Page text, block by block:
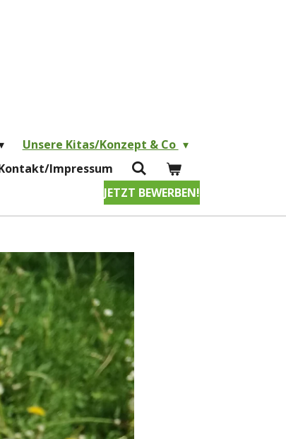
Unsere Kitas/Konzept & Co
Impressum
JETZT BEWERBEN!